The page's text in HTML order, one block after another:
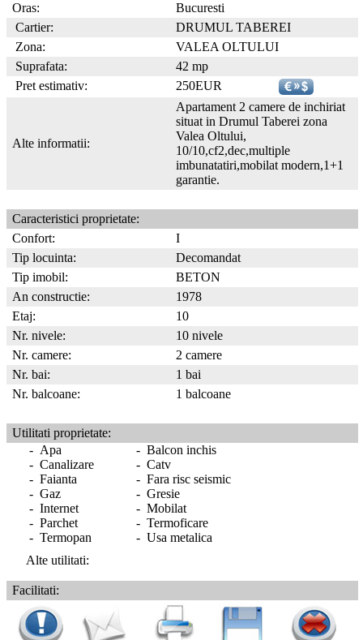
Oras:
Bucuresti
Cartier:
DRUMUL TABEREI
Zona:
VALEA OLTULUI
Suprafata:
42 mp
Pret estimativ:
250EUR
Alte informatii:
Apartament 2 camere de inchiriat
situat in Drumul Taberei zona
Valea Oltului,
10/10,cf2,dec,multiple
imbunatatiri,mobilat modern,1+1
garantie.
Caracteristici proprietate:
Confort:
I
Tip locuinta:
Decomandat
Tip imobil:
BETON
An constructie:
1978
Etaj:
10
Nr. nivele:
10 nivele
Nr. camere:
2 camere
Nr. bai:
1 bai
Nr. balcoane:
1 balcoane
Utilitati proprietate:
- Apa
- Balcon inchis
- Canalizare
- Catv
- Faianta
- Fara risc seismic
- Gaz
- Gresie
- Internet
- Mobilat
- Parchet
- Termoficare
- Termopan
- Usa metalica
Alte utilitati:
Facilitati: